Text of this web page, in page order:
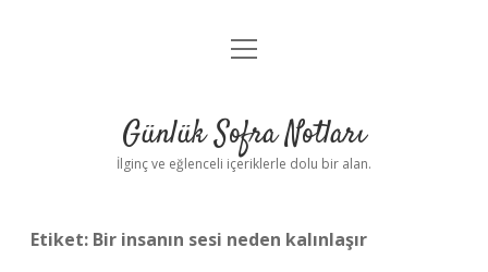
Anasayfa
Yasal Uyarı
menüyü
Günlük Sofra Notları
İlginç ve eğlenceli içeriklerle dolu bir alan.
Etiket: Bir insanın sesi neden kalınlaşır